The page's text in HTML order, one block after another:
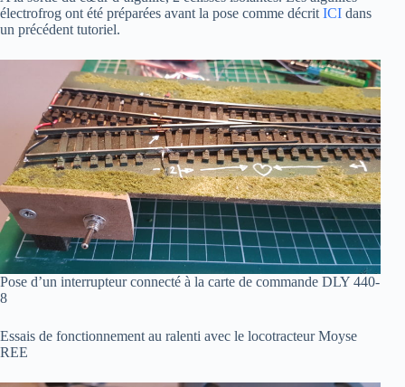
électrofrog ont été préparées avant la pose comme décrit ICI dans
un précédent tutoriel.
Pose d’un interrupteur connecté à la carte de commande DLY 440-
8
Essais de fonctionnement au ralenti avec le locotracteur Moyse
REE